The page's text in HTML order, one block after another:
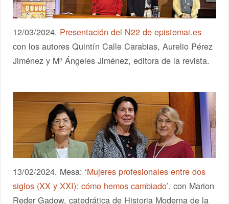
12/03/2024. Presentación del N22 de epistemai.es
con los autores Quintín Calle Carabias, Aurelio Pérez
Jiménez y Mª Ángeles Jiménez, editora de la revista.
13/02/2024. Mesa: ‘Mujeres profesionales entre dos
siglos (XX y XXI): cómo hemos cambiado’. con Marion
Reder Gadow, catedrática de Historia Moderna de la